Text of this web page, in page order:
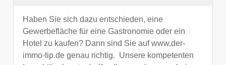
Haben Sie sich dazu entschieden, eine
Gewerbefläche für eine Gastronomie oder ein
Hotel zu kaufen? Dann sind Sie auf www.der-
immo-tip.de genau richtig. Unsere kompetenten